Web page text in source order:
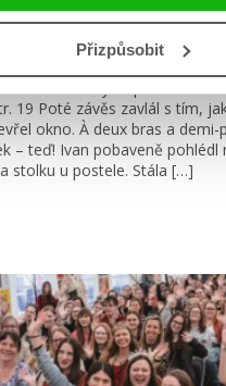
Přizpůsobit
Anety Hastíkové
19 Poté závěs zavlál s tím,
okno. À deux bras a demi-
– teď! Ivan pobaveně pohlédl
stolku u postele. Stála […]